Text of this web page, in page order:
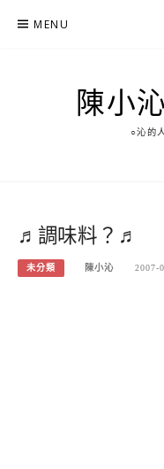
MENU
陳小
○沁的
♬調味料？♬
未分類 陳小沁 2007-